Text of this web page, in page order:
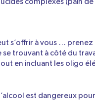
complexes (pain
s’offrir à vous …
se trouvant à côté du
en incluant les oligo
est dangereux